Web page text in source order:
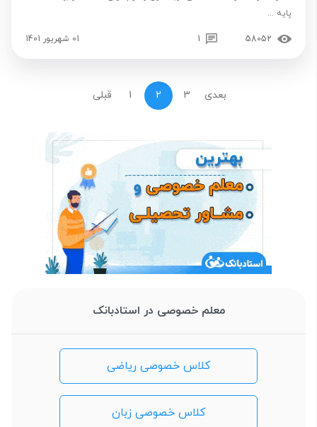
پایه ...
58052
1 01 شهریور 1401
قبلی 1 2 3 بعدی
معلم خصوصی در استادبانک
کلاس خصوصی ریاضی
کلاس خصوصی زبان